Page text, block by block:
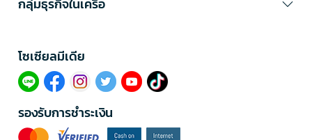
กลุ่มธุรกิจในเครือ
โซเซียลมีเดีย​
รองรับการชำระเงิน